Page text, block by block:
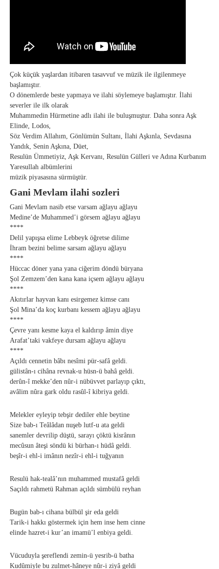
Çok küçük yaşlardan itibaren tasavvuf ve müzik ile ilgilenmeye
başlamıştır.
O dönemlerde beste yapmaya ve ilahi söylemeye başlamıştır. İlahi
severler ile ilk olarak
Muhammedin Hürmetine adlı ilahi ile buluşmuştur. Daha sonra Aşk
Elinde, Lodos,
Söz Verdim Allahım, Gönlümün Sultanı, İlahi Aşkınla, Sevdasına
Yandık, Senin Aşkına, Düet,
Resulün Ümmetiyiz, Aşk Kervanı, Resulün Gülleri ve Adına Kurbanım
Yaresullah albümlerini
müzik piyasasına sürmüştür.
Gani Mevlam ilahi sozleri
Gani Mevlam nasib etse varsam ağlayu ağlayu
Medine’de Muhammed’i görsem ağlayu ağlayu
****
Delil yapışsa elime Lebbeyk öğretse dilime
İhram bezini belime sarsam ağlayu ağlayu
****
Hüccac döner yana yana ciğerim döndü büryana
Şol Zemzem’den kana kana içsem ağlayu ağlayu
****
Akıtırlar hayvan kanı esirgemez kimse canı
Şol Mina’da koç kurbanı kessem ağlayu ağlayu
****
Çevre yanı kesme kaya el kaldırıp âmin diye
Arafat’taki vakfeye dursam ağlayu ağlayu
****
Açıldı cennetin bâbı nesîmi pür-safâ geldi.
gülistân-ı cihâna revnak-u hüsn-ü bahâ geldi.
derûn-î mekke’den nûr-i nübüvvet parlayıp çıktı,
avâlim nûra gark oldu rasûl-î kibriya geldi.
Melekler eyleyip tebşir dediler ehle beytine
Size bab-ı Teâlâdan nuşeb lutf-u ata geldi
sanemler devrilip düştü, sarayı çöktü kisrânın
mecûsun âteşi söndü ki bürhan-ı hüdâ geldi.
beşîr-i ehl-i imânın nezîr-i ehl-i tuğyanın
Resulü hak-tealâ’nın muhammed mustafâ geldi
Saçıldı rahmetü Rahman açıldı sümbülü reyhan
Bugün bab-ı cihana bülbül şir eda geldi
Tarik-i hakkı göstermek için hem inse hem cinne
elinde hazret-i kur’an imamü’l enbiya geldi.
Vücuduyla şereflendi zemin-ü yesrib-ü batha
Kudûmiyle bu zulmet-hâneye nûr-i ziyâ geldi